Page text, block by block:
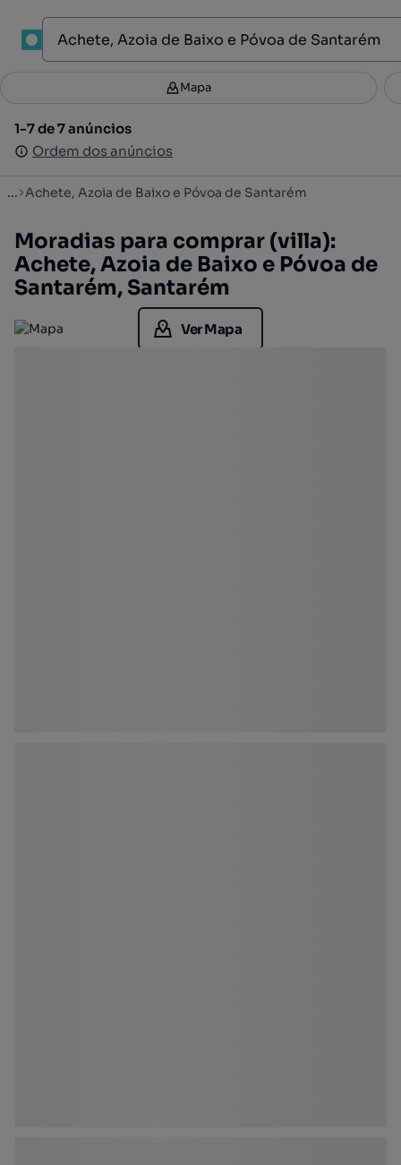
1
Filtros 3
1-7 de 7 anúncios
Ordem dos anúncios
Mapa
1-7 de 7 anúncios
Ordem dos anúncios
... Achete, Azoia de Baixo e Póvoa de Santarém
Moradias para comprar (villa):
Achete, Azoia de Baixo e Póvoa de
Santarém, Santarém
Ver Mapa